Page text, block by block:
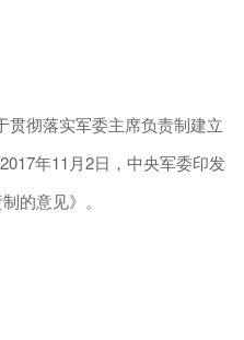
彻落实军委主席负责制建立
年11月2日，中央军委印发
的意见》。